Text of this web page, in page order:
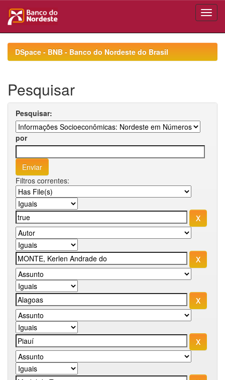
navigationDSpace - BNB - Banco do Nordeste do Brasil
Pesquisar
Pesquisar:
por
Filtros correntes: